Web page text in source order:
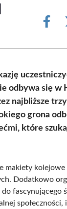
Share
odbywa się
najbliższe
grona
które
kolejowe
Dodatkowo
fascynującego